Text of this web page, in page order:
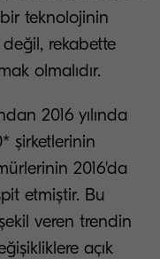
teknolojinin
rekabette
olmalıdır.
2016 yılında
şirketlerinin
2016'da
etmiştir. Bu
veren trendin
açık